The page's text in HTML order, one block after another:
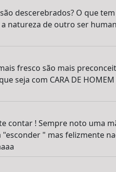
descerebrados? O que
natureza de outro ser
fresco são mais
seja com CARA DE HOMEM
contar ! Sempre noto uma
" mas felizmente